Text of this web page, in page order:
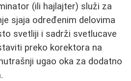
(ili hajlajter) služi za
sjaja određenim delovima
svetliji i sadrži svetlucave
preko korektora na
ugao oka za dodatno